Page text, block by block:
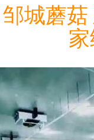
邹城蘑菇